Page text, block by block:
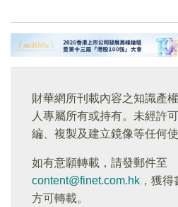
財華網所刊載內容之知識產
人專屬所有或持有。未經許
編、複製及建立鏡像等任何使
如有意願轉載，請發郵件至
content@finet.com.hk ，獲
方可轉載。